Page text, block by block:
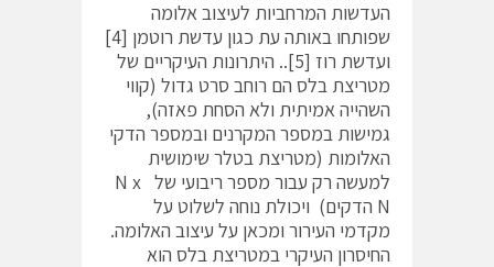
העדשות המרחביות לעיצוב אלומה
שפותחו באותה עת כגון עדשת רוטמן [4]
ועדשת רוז [5].. היתרונות העיקריים של
מטריצת בלס הם רוחב סרט גדול (קווי
השהייה אמיתית ולא הסחת פאזה),
גמישות במספר המקרנים ובמספר הדקי
האלומות (מטריצת בטלר שימושית
למעשה רק עבור מספר ריבועי של N x
N הדקים) ויכולת נוחה לשלוט על
מקדמי העירור ומכאן על עיצוב האלומה.
החיסרון העיקרי במטריצת בלס הוא